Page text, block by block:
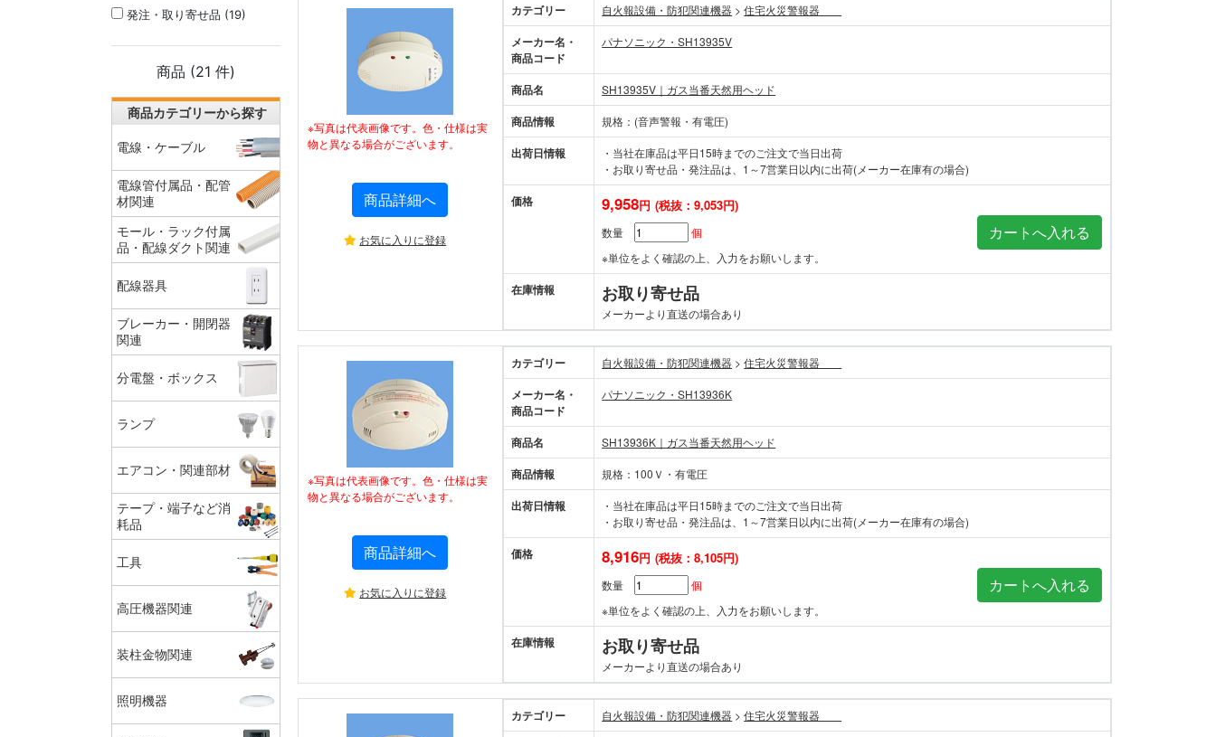
※写真は代表画像です。色・仕様は実
物と異なる場合がございます。
商品詳細へ
お気に入りに登録
カテゴリー 自火報設備・防犯関連機器 > 住宅火災警報器
メーカー名・
商品コード
パナソニック・SH13935V
商品名 SH13935V｜ガス当番天然用ヘッド
商品情報 規格：(音声警報・有電圧)
出荷日情報
・当社在庫品は平日15時までのご注文で当日出荷
・お取り寄せ品・発注品は、1～7営業日以内に出荷(メーカー在庫有の場合)
価格 9,958円 (税抜：9,053円)
数量
個
※単位をよく確認の上、入力をお願いします。
在庫情報 お取り寄せ品
メーカーより直送の場合あり
※写真は代表画像です。色・仕様は実
物と異なる場合がございます。
商品詳細へ
お気に入りに登録
カテゴリー 自火報設備・防犯関連機器 > 住宅火災警報器
メーカー名・
商品コード
パナソニック・SH13936K
商品名 SH13936K｜ガス当番天然用ヘッド
商品情報 規格：100Ｖ・有電圧
出荷日情報
・当社在庫品は平日15時までのご注文で当日出荷
・お取り寄せ品・発注品は、1～7営業日以内に出荷(メーカー在庫有の場合)
価格 8,916円 (税抜：8,105円)
数量
個
※単位をよく確認の上、入力をお願いします。
在庫情報 お取り寄せ品
メーカーより直送の場合あり
カテゴリー 自火報設備・防犯関連機器 > 住宅火災警報器
発注・取り寄せ品 (19)
商品 (21 件)
商品カテゴリーから探す
電線・ケーブル
電線管付属品・配管
材関連
モール・ラック付属
品・配線ダクト関連
配線器具
ブレーカー・開閉器
関連
分電盤・ボックス
ランプ
エアコン・関連部材
テープ・端子など消
耗品
工具
高圧機器関連
装柱金物関連
照明機器